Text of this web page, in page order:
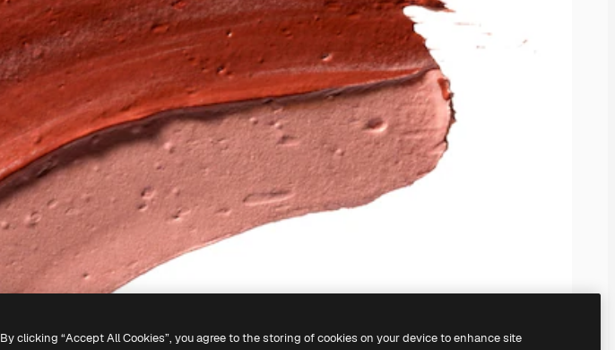
By clicking “Accept All Cookies”, you agree to the storing of cookies on your device to enhance site